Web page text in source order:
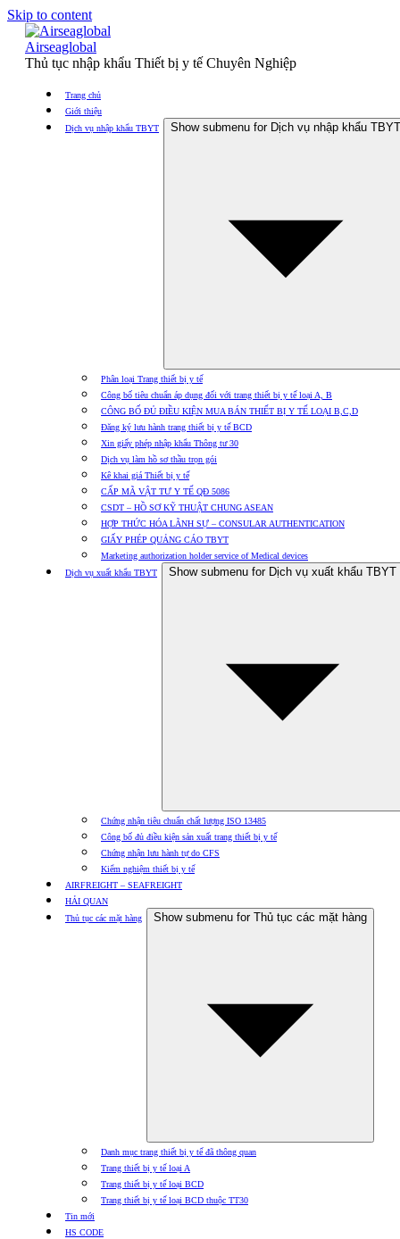
Skip to content
Airseaglobal
Thủ tục nhập khẩu Thiết bị y tế Chuyên Nghiệp
Trang chủ
Giới thiệu
Dịch vụ nhập khẩu TBYT
Show submenu for Dịch vụ nhập khẩu TBYT
Phân loại Trang thiết bị y tế
Công bố tiêu chuẩn áp dụng đối với trang thiết bị y tế loại A, B
CÔNG BỐ ĐỦ ĐIỀU KIỆN MUA BÁN THIẾT BỊ Y TẾ LOẠI B,C,D
Đăng ký lưu hành trang thiết bị y tế BCD
Xin giấy phép nhập khẩu Thông tư 30
Dịch vụ làm hồ sơ thầu trọn gói
Kê khai giá Thiết bị y tế
CẤP MÃ VẬT TƯ Y TẾ QĐ 5086
CSDT – HỒ SƠ KỸ THUẬT CHUNG ASEAN
HỢP THỨC HÓA LÃNH SỰ – CONSULAR AUTHENTICATION
GIẤY PHÉP QUẢNG CÁO TBYT
Marketing authorization holder service of Medical devices
Dịch vụ xuất khẩu TBYT
Show submenu for Dịch vụ xuất khẩu TBYT
Chứng nhận tiêu chuẩn chất lượng ISO 13485
Công bố đủ điều kiện sản xuất trang thiết bị y tế
Chứng nhận lưu hành tự do CFS
Kiểm nghiệm thiết bị y tế
AIRFREIGHT – SEAFREIGHT
HẢI QUAN
Thủ tục các mặt hàng
Show submenu for Thủ tục các mặt hàng
Danh mục trang thiết bị y tế đã thông quan
Trang thiết bị y tế loại A
Trang thiết bị y tế loại BCD
Trang thiết bị y tế loại BCD thuộc TT30
Tin mới
HS CODE